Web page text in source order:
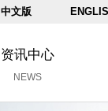
中文版
资讯中心
NEWS